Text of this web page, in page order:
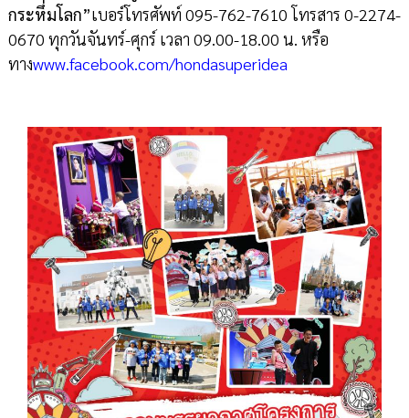
กระหึ่มโลก”เบอร์โทรศัพท์ 095-762-7610 โทรสาร 0-2274-
0670 ทุกวันจันทร์-ศุกร์ เวลา 09.00-18.00 น. หรือ
ทางwww.facebook.com/hondasuperidea